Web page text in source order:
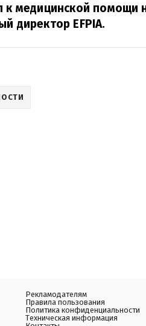
к медицинской помощи
директор EFPIA.
Рекламодателям
Правила пользования
Политика конфиденциальности
Техническая информация